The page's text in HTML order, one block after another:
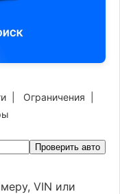
Ограничения
Проверить авто
VIN или